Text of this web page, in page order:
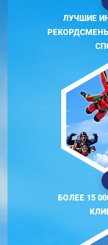
ЛУЧШИЕ
БОЛЕЕ 15